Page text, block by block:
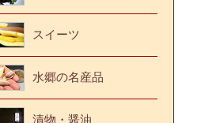
スイーツ
水郷の名産品
漬物・醤油